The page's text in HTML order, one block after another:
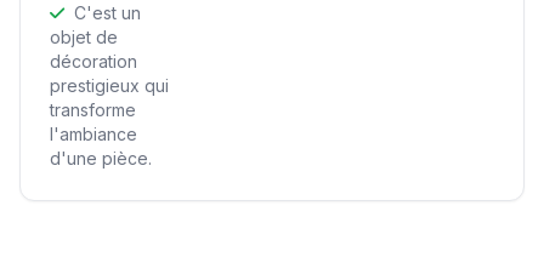
C'est un
objet de
décoration
prestigieux qui
transforme
l'ambiance
d'une pièce.